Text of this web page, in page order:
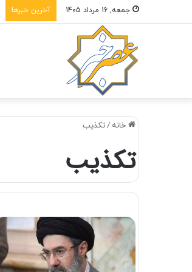
جمعه, 16 مرداد 1405 آخرین خبرها
خانه /تكذيب
تكذيب